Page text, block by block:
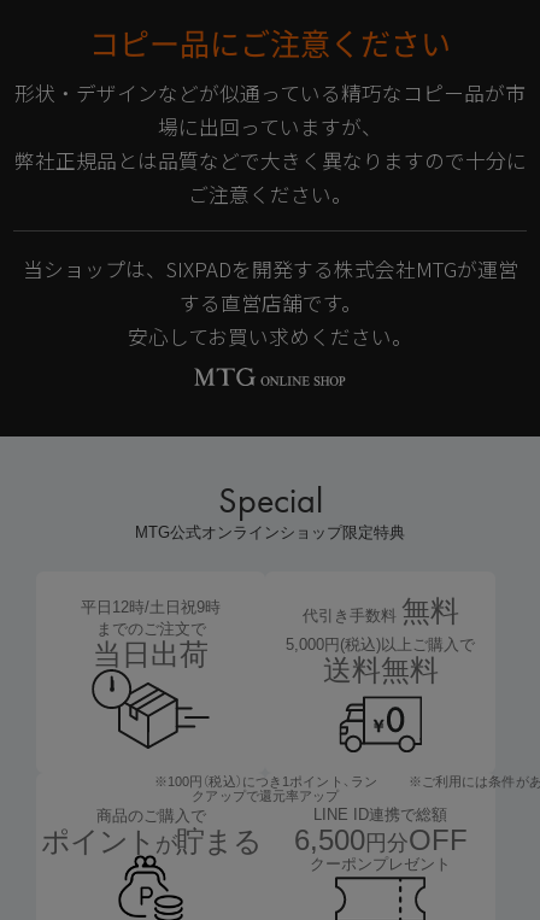
コピー品にご注意ください
形状・デザインなどが似通っている精巧なコピー品が市
場に出回っていますが、
弊社正規品とは品質などで大きく異なりますので十分に
ご注意ください。
当ショップは、SIXPADを開発する株式会社MTGが運営
する直営店舗です。
安心してお買い求めください。
Special
MTG公式オンラインショップ限定特典
平日12時/土日祝9時
までのご注文で
当日出荷
代引き手数料 無料
5,000円(税込)以上ご購入で
送料無料
商品のご購入で
ポイント が貯まる
※100円（税込）につき1ポイント、 ラン
クアップで還元率アップ
LINE ID連携で総額
6,500円分OFF
クーポンプレゼント
※ご利用には条件が